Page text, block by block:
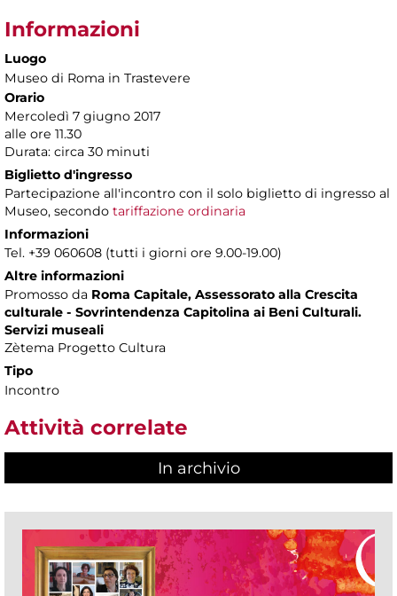
Informazioni
Luogo
Museo di Roma in Trastevere
Orario
Mercoledì 7 giugno 2017
alle ore 11.30
Durata: circa 30 minuti
Biglietto d'ingresso
Partecipazione all'incontro con il solo biglietto di ingresso al
Museo, secondo tariffazione ordinaria
Informazioni
Tel. +39 060608 (tutti i giorni ore 9.00-19.00)
Altre informazioni
Promosso da Roma Capitale, Assessorato alla Crescita
culturale - Sovrintendenza Capitolina ai Beni Culturali.
Servizi museali
Zètema Progetto Cultura
Tipo
Incontro
Attività correlate
In archivio